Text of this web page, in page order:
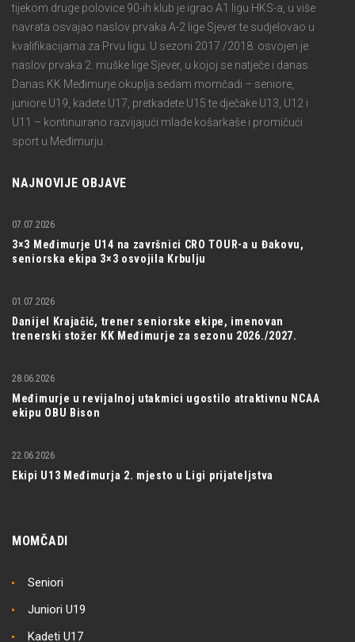
tijekom druge polovice 90-ih klub je igrao A1 ligu HKS-a, u više
navrata osvajao naslov prvaka A-2 lige Sjever te sudjelovao u
kvalifikacijama za Prvu ligu. U sezoni 2017./2018. osvojen je
naslov prvaka 2. muške lige Sjever, u kojoj se natječe i danas.
Danas KK Međimurje okuplja sedam momčadi – seniore,
juniore U19, kadete U17, pretkadete U15 te dječake U13, U12 i
U11 – kontinuirano razvijajući mlade košarkaše i promičući
sport u Međimurju.
NAJNOVIJE OBJAVE
3×3 Međimurje U14 na završnici CRO TOUR-a u Đakovu,
seniorska ekipa 3×3 osvojila Krbulju
07.07.2026
Danijel Krajačić, trener seniorske ekipe, imenovan
trenerski stožer KK Međimurje za sezonu 2026./2027.
01.07.2026
Međimurje u revijalnoj utakmici ugostilo atraktivnu NCAA
ekipu OBU Bison
28.06.2026
Ekipi U13 Međimurja 2. mjesto u Ligi prijateljstva
22.06.2026
MOMČADI
Seniori
Juniori U19
Kadeti U17